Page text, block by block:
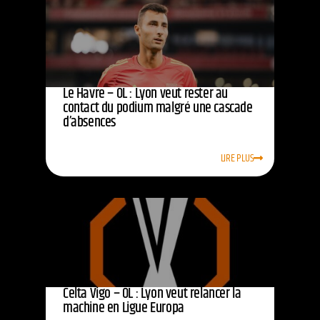
Le Havre – OL : Lyon veut rester au
contact du podium malgré une cascade
d’absences
LIRE PLUS
Celta Vigo – OL : Lyon veut relancer la
machine en Ligue Europa